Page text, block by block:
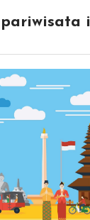
pariwisata